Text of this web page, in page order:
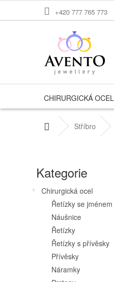
+420 777 765 773
CHIRURGICKÁ OCEL
Domů Stříbro
s
kategorie
Kategorie
Chirurgická ocel
Řetízky se jménem
Náušnice
Řetízky
Řetízky s přívěsky
Přívěsky
Náramky